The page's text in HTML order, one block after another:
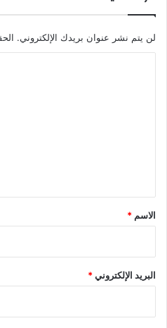
لن يتم نشر عنوان بريدك الإلكتروني.
*
الاسم *
البريد الإلكتروني*